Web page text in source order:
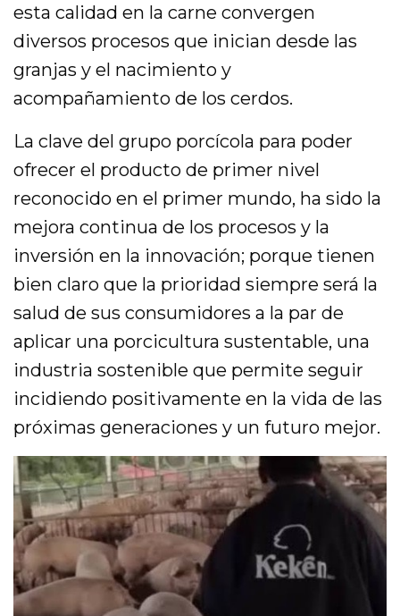
esta calidad en la carne convergen
diversos procesos que inician desde las
granjas y el nacimiento y
acompañamiento de los cerdos.
La clave del grupo porcícola para poder
ofrecer el producto de primer nivel
reconocido en el primer mundo, ha sido la
mejora continua de los procesos y la
inversión en la innovación; porque tienen
bien claro que la prioridad siempre será la
salud de sus consumidores a la par de
aplicar una porcicultura sustentable, una
industria sostenible que permite seguir
incidiendo positivamente en la vida de las
próximas generaciones y un futuro mejor.